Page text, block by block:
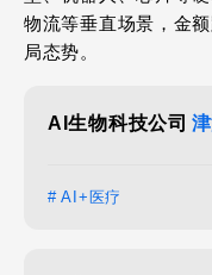
物流等垂直场景，金
局态势。
AI生物科技公司
# AI+医疗